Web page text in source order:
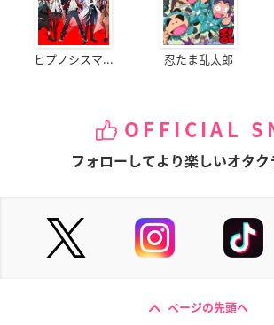
ヒプノシスマ... 忍たま乱太郎
OFFICIAL
フォローしてより楽しいオタク
ページの先頭へ